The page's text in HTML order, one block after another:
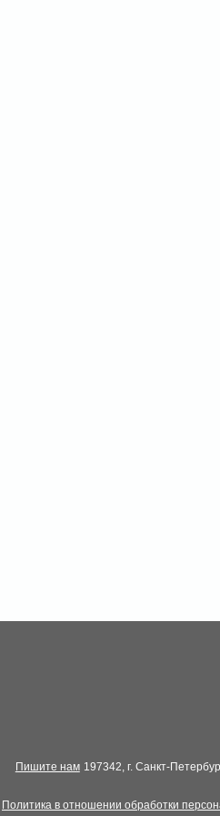
Политика в отношении обработки
Пишите нам 197342, г. Санкт-